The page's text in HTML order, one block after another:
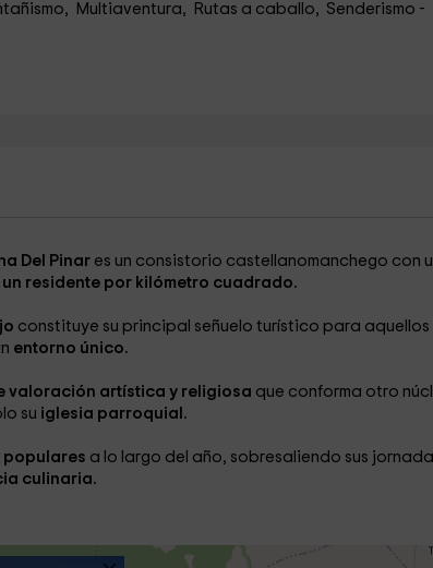
Multiaventura, Rutas a caballo, Senderismo -
Del Pinares un consistorio castellanomanchego con
un residente por kilómetro cuadrado.
constituye su principal señuelo turístico para aquellos
entorno único.
valoración artística y religiosa que conforma otro
su iglesia parroquial.
populares a lo largo del año, sobresaliendo sus
culinaria.